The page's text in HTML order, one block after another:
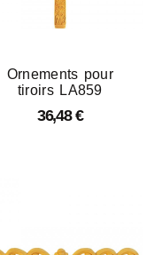
Ornements pour
tiroirs LA859
36,48€